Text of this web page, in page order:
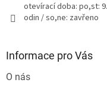
otevírací doba: po,st:
odin / so,ne: zavřeno
Informace pro Vás
O nás